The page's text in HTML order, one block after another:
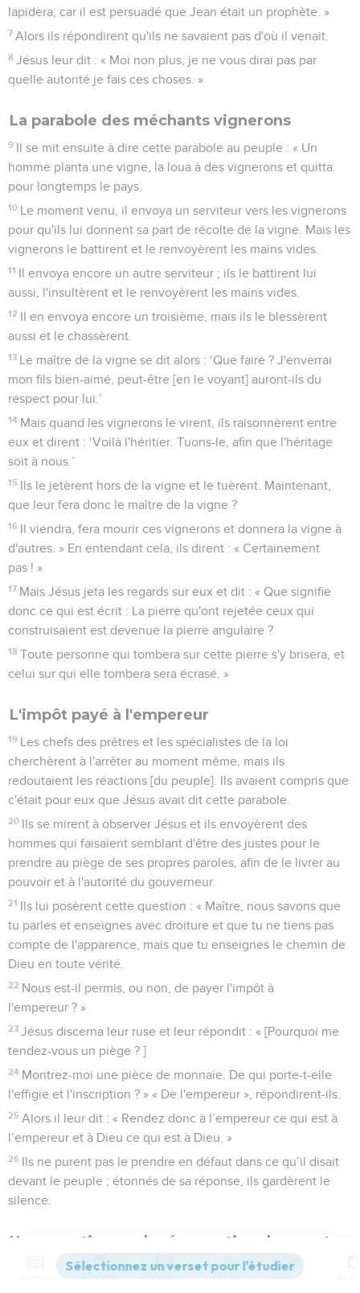
lapidera, car il est persuadé que Jean était un prophète. »
7 Alors ils répondirent qu'ils ne savaient pas d'où il venait.
8 Jésus leur dit : « Moi non plus, je ne vous dirai pas par
quelle autorité je fais ces choses. »
La parabole des méchants vignerons
9 Il se mit ensuite à dire cette parabole au peuple : « Un
homme planta une vigne, la loua à des vignerons et quitta
pour longtemps le pays.
10 Le moment venu, il envoya un serviteur vers les vignerons
pour qu'ils lui donnent sa part de récolte de la vigne. Mais les
vignerons le battirent et le renvoyèrent les mains vides.
11 Il envoya encore un autre serviteur ; ils le battirent lui
aussi, l'insultèrent et le renvoyèrent les mains vides.
12 Il en envoya encore un troisième, mais ils le blessèrent
aussi et le chassèrent.
13 Le maître de la vigne se dit alors : ‘Que faire ? J'enverrai
mon fils bien-aimé, peut-être [en le voyant] auront-ils du
respect pour lui.’
14 Mais quand les vignerons le virent, ils raisonnèrent entre
eux et dirent : ‘Voilà l'héritier. Tuons-le, afin que l'héritage
soit à nous.’
15 Ils le jetèrent hors de la vigne et le tuèrent. Maintenant,
que leur fera donc le maître de la vigne ?
16 Il viendra, fera mourir ces vignerons et donnera la vigne à
d'autres. » En entendant cela, ils dirent : « Certainement
pas ! »
17 Mais Jésus jeta les regards sur eux et dit : « Que signifie
donc ce qui est écrit : La pierre qu'ont rejetée ceux qui
construisaient est devenue la pierre angulaire ?
18 Toute personne qui tombera sur cette pierre s'y brisera, et
celui sur qui elle tombera sera écrasé. »
L'impôt payé à l'empereur
19 Les chefs des prêtres et les spécialistes de la loi
cherchèrent à l'arrêter au moment même, mais ils
redoutaient les réactions [du peuple]. Ils avaient compris que
c'était pour eux que Jésus avait dit cette parabole.
20 Ils se mirent à observer Jésus et ils envoyèrent des
hommes qui faisaient semblant d'être des justes pour le
prendre au piège de ses propres paroles, afin de le livrer au
pouvoir et à l'autorité du gouverneur.
21 Ils lui posèrent cette question : « Maître, nous savons que
tu parles et enseignes avec droiture et que tu ne tiens pas
compte de l'apparence, mais que tu enseignes le chemin de
Dieu en toute vérité.
22 Nous est-il permis, ou non, de payer l'impôt à
l'empereur ? »
23 Jésus discerna leur ruse et leur répondit : « [Pourquoi me
tendez-vous un piège ? ]
24 Montrez-moi une pièce de monnaie. De qui porte-t-elle
l'effigie et l'inscription ? » « De l'empereur », répondirent-ils.
25 Alors il leur dit : « Rendez donc à l’empereur ce qui est à
l’empereur et à Dieu ce qui est à Dieu. »
26 Ils ne purent pas le prendre en défaut dans ce qu’il disait
devant le peuple ; étonnés de sa réponse, ils gardèrent le
silence.
Une question sur la résurrection des morts
Quelques-uns des sadducéens, qui disent qu'il n'y a pas
Versions Commentaires Strong